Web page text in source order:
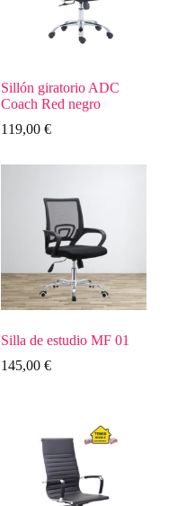
Sillón giratorio ADC
Coach Red negro
119,00€
Silla de estudio MF 01
145,00€